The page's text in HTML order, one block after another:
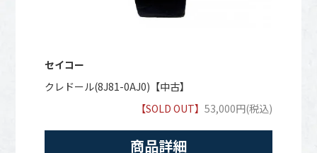
セイコー
クレドール(8J81-0AJ0)【中古】
【SOLD OUT】53,000円(税込)
商品詳細